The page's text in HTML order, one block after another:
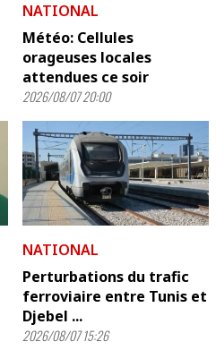
NATIONAL
Météo: Cellules
orageuses locales
attendues ce soir
2026/08/07 20:00
NATIONAL
Perturbations du trafic
ferroviaire entre Tunis et
Djebel ...
2026/08/07 15:26